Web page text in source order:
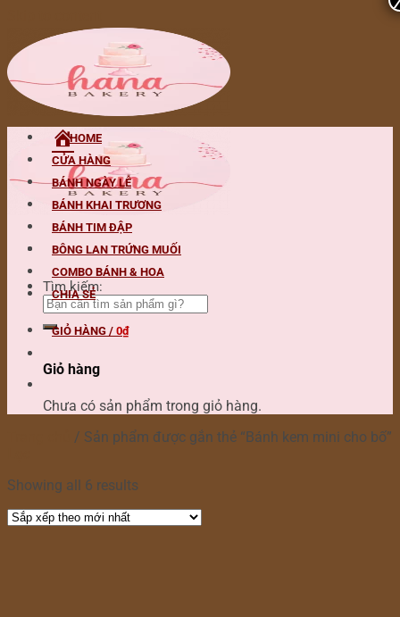
Tìm kiếm:
HOME
CỬA HÀNG
BÁNH NGÀY LỄ
BÁNH KHAI TRƯƠNG
BÁNH TIM ĐẬP
BÔNG LAN TRỨNG MUỐI
COMBO BÁNH & HOA
CHIA SẺ
GIỎ HÀNG / 0₫
Giỏ hàng
Chưa có sản phẩm trong giỏ hàng.
/ Sản phẩm được gắn thẻ “Bánh kem mini cho bố”
Showing all 6 results